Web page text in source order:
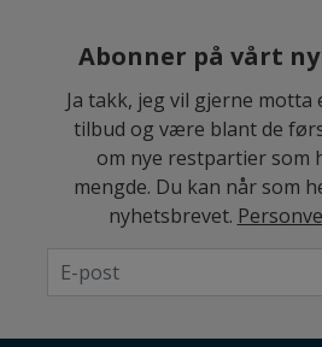
Abonner på vårt
Ja takk, jeg vil gjerne motta
tilbud og være blant de
om nye restpartier som
mengde. Du kan når som
nyhetsbrevet.